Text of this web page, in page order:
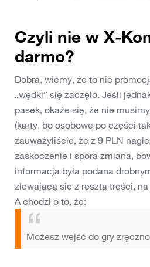
Czyli nie w X-
darmo?
Dobra, wiemy, że to nie
„wędki” się zaczęło. Jeśli
pasek, okaże się, że nie
(karty, bo osobowe po części
zauważyliście, że z 9 PLN nagle
zaskoczenie i spora zmiana,
informacja była podana
zlewającą się z resztą treści,
A chodzi o to, że:
Możesz wejść do gry